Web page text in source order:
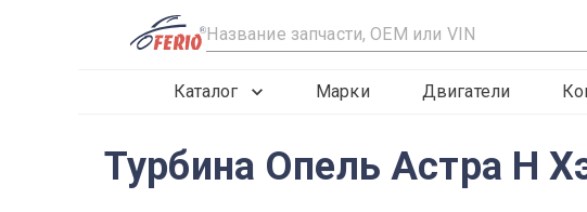
R
Каталог Марки Двигатели
Турбина Опель Астра H